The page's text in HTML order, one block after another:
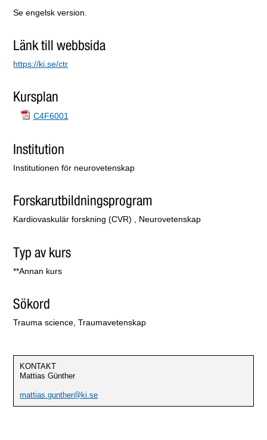
Se engelsk version.
Länk till webbsida
https://ki.se/ctr
Kursplan
C4F6001
Institution
Institutionen för neurovetenskap
Forskarutbildningsprogram
Kardiovaskulär forskning (CVR) , Neurovetenskap
Typ av kurs
**Annan kurs
Sökord
Trauma science, Traumavetenskap
KONTAKT
Mattias Günther
mattias.gunther@ki.se